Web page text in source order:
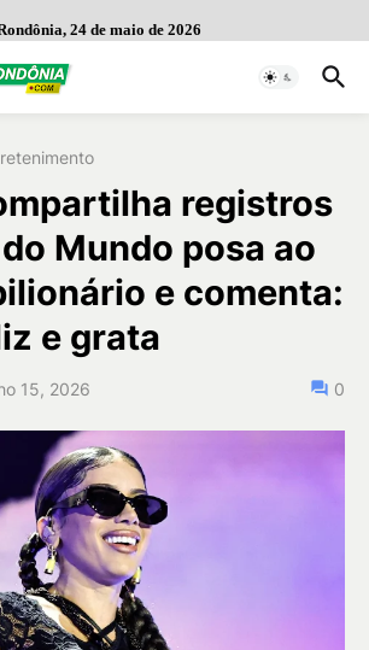
24 de maio de 2026
registros
Mundo posa ao
e comenta:
e grata
15, 2026 0